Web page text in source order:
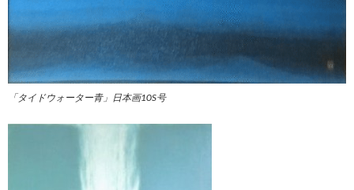
「タイドウォーター青」日本画10S号